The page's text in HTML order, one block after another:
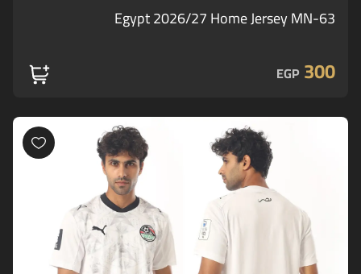
Egypt 2026/27 Home Jersey MN-63
300
EGP